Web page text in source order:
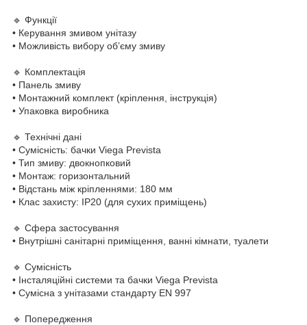
🔹 Функції
• Керування змивом унітазу
• Можливість вибору об’єму змиву
🔹 Комплектація
• Панель змиву
• Монтажний комплект (кріплення, інструкція)
• Упаковка виробника
🔹 Технічні дані
• Сумісність: бачки Viega Prevista
• Тип змиву: двокнопковий
• Монтаж: горизонтальний
• Відстань між кріпленнями: 180 мм
• Клас захисту: IP20 (для сухих приміщень)
🔹 Сфера застосування
• Внутрішні санітарні приміщення, ванні кімнати, туалети
🔹 Сумісність
• Інсталяційні системи та бачки Viega Prevista
• Сумісна з унітазами стандарту EN 997
🔹 Попередження